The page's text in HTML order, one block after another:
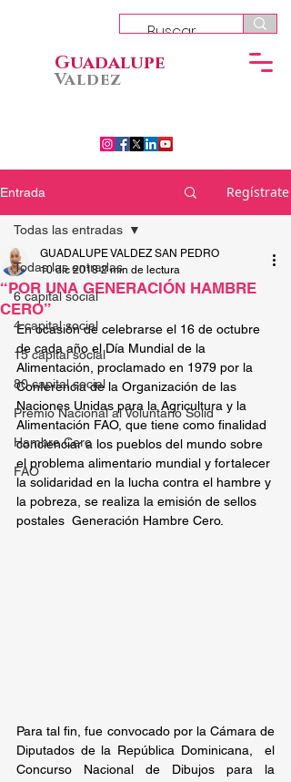
Guadalupe
Valdez
Entrada Regístrate
Todas las entradas
6 capital social
4 capital social
15 capital social
80 capital social
Premio Nacional al Voluntario Solid
Hambre Cero
FAO
Todas las entradas
“POR UNA GENERACIÓN HAMBRE
CERO”
GUADALUPE VALDEZ SAN PEDRO
10 dic 2018 2 min de lectura
En ocasión de celebrarse el 16 de octubre
de cada año el Día Mundial de la
Alimentación, proclamado en 1979 por la
Conferencia de la Organización de las
Naciones Unidas para la Agricultura y la
Alimentación FAO, que tiene como finalidad
concienciar a los pueblos del mundo sobre
el problema alimentario mundial y fortalecer
la solidaridad en la lucha contra el hambre y
la pobreza, se realiza la emisión de sellos
postales  Generación Hambre Cero.
Para tal fin, fue convocado por la Cámara de
Diputados de la República Dominicana,  el
Concurso Nacional de Dibujos para la